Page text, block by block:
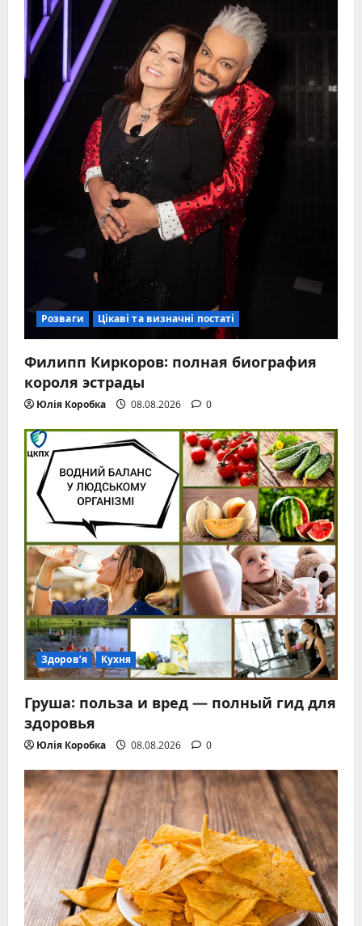
Розваги Цікаві та визначні постаті
Филипп Киркоров: полная биография
короля эстрады
Юлія Коробка 08.08.2026 0
Здоров’я Кухня
Груша: польза и вред — полный гид для
здоровья
Юлія Коробка 08.08.2026 0